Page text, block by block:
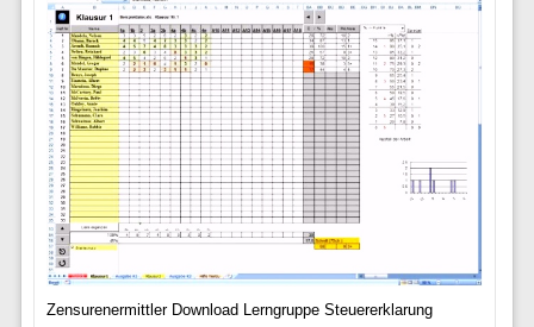
Zensurenermittler Download Lerngruppe Steuererklarung